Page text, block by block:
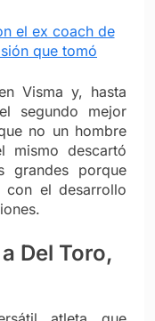
el ex coach de
que tomó
Visma y, hasta
segundo mejor
no un hombre
mismo descartó
grandes porque
con el desarrollo
Del Toro,